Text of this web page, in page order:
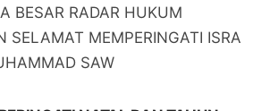
BESAR RADAR HUKUM
SELAMAT MEMPERINGATI ISRA
SAW